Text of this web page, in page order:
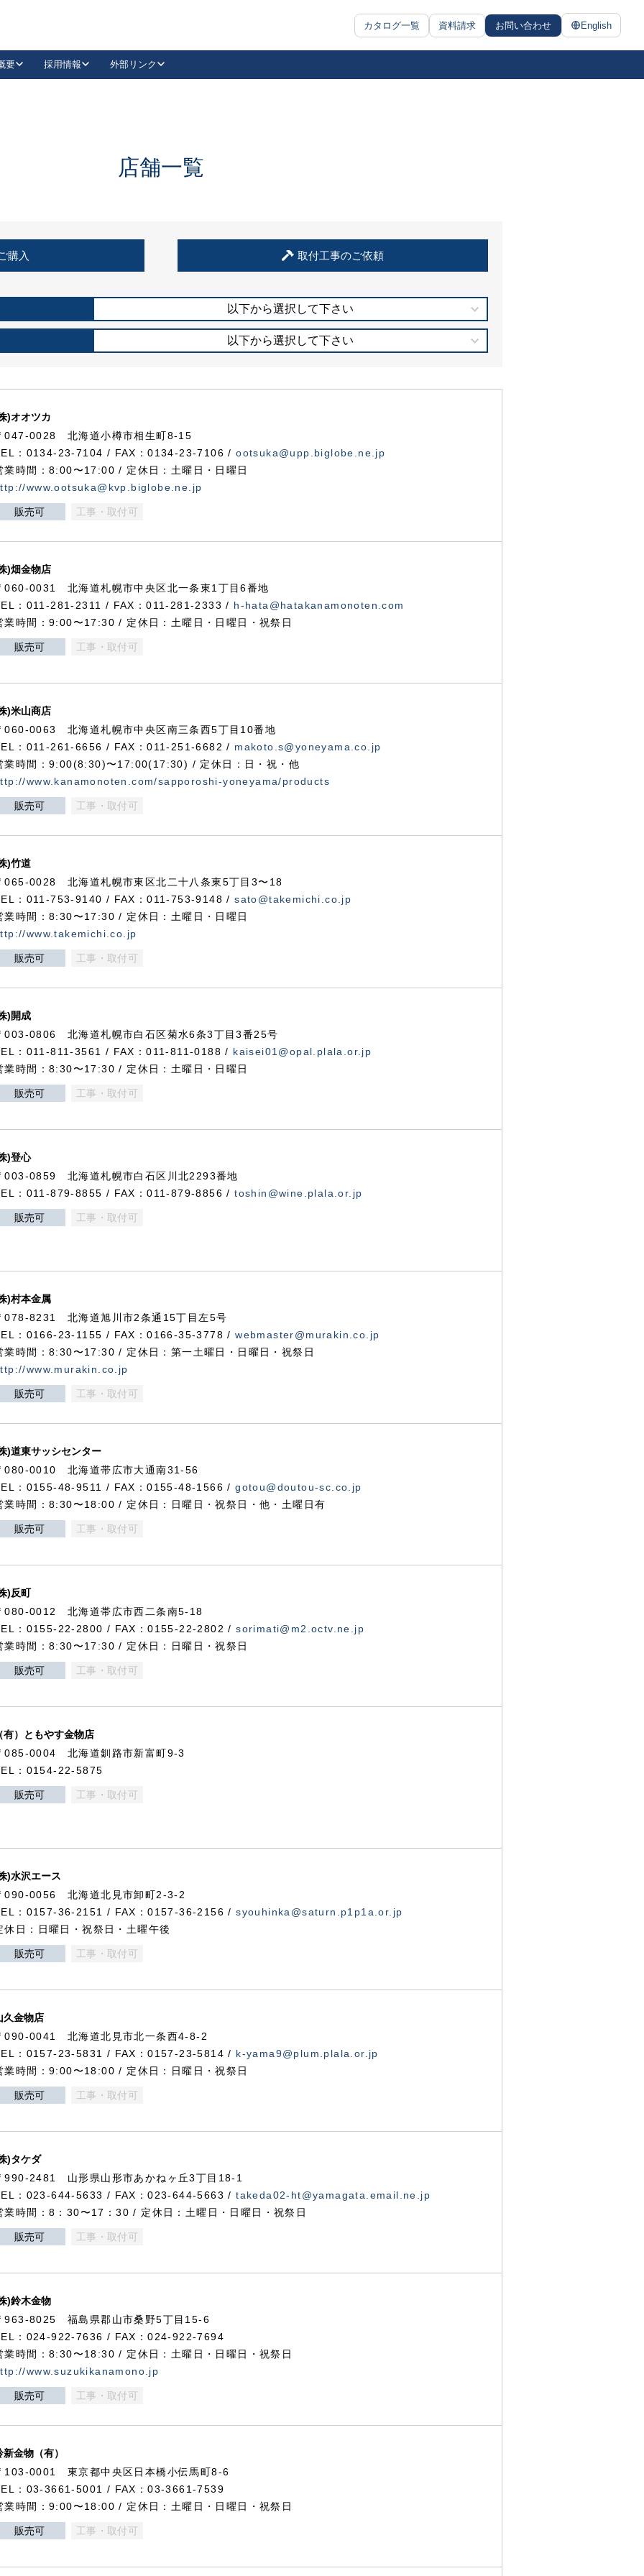
カタログ一覧 資料請求 お問い合わせ English
抗ウイルス・抗菌製品
要 採用情報 外部リンク
LinkedIn
住宅使用部材標準化推進協議会
店舗一覧
購入 取付工事のご依頼
以下から選択して下さい
以下から選択して下さい
)オオツカ
047-0028 北海道小樽市相生町8-15
：0134-23-7104 / FAX：0134-23-7106 /ootsuka@upp.biglobe.ne.jp
業時間：8:00〜17:00 / 定休日：土曜日・日曜日
www.ootsuka@kvp.biglobe.ne.jp
販売可 工事・取付可
)畑金物店
060-0031 北海道札幌市中央区北一条東1丁目6番地
：011-281-2311 / FAX：011-281-2333 / h-hata@hatakanamonoten.com
業時間：9:00〜17:30 / 定休日：土曜日・日曜日・祝祭日
販売可 工事・取付可
)米山商店
060-0063 北海道札幌市中央区南三条西5丁目10番地
：011-261-6656 / FAX：011-251-6682 / makoto.s@yoneyama.co.jp
業時間：9:00(8:30)〜17:00(17:30) / 定休日：日・祝・他
www.kanamonoten.com/sapporoshi-yoneyama/products
販売可 工事・取付可
)竹道
065-0028 北海道札幌市東区北二十八条東5丁目3〜18
：011-753-9140 / FAX：011-753-9148 /sato@takemichi.co.jp
業時間：8:30〜17:30 / 定休日：土曜日・日曜日
www.takemichi.co.jp
販売可 工事・取付可
)開成
003-0806 北海道札幌市白石区菊水6条3丁目3番25号
：011-811-3561 / FAX：011-811-0188 / kaisei01@opal.plala.or.jp
業時間：8:30〜17:30 / 定休日：土曜日・日曜日
販売可 工事・取付可
)登心
003-0859 北海道札幌市白石区川北2293番地
：011-879-8855 / FAX：011-879-8856 /toshin@wine.plala.or.jp
販売可 工事・取付可
)村本金属
078-8231 北海道旭川市2条通15丁目左5号
：0166-23-1155 / FAX：0166-35-3778 /webmaster@murakin.co.jp
業時間：8:30〜17:30 / 定休日：第一土曜日・日曜日・祝祭日
www.murakin.co.jp
販売可 工事・取付可
)道東サッシセンター
080-0010 北海道帯広市大通南31-56
：0155-48-9511 / FAX：0155-48-1566 /gotou@doutou-sc.co.jp
業時間：8:30〜18:00 / 定休日：日曜日・祝祭日・他・土曜日有
販売可 工事・取付可
)反町
080-0012 北海道帯広市西二条南5-18
：0155-22-2800 / FAX：0155-22-2802 /sorimati@m2.octv.ne.jp
業時間：8:30〜17:30 / 定休日：日曜日・祝祭日
販売可 工事・取付可
有）ともやす金物店
085-0004 北海道釧路市新富町9-3
：0154-22-5875
販売可 工事・取付可
)水沢エース
090-0056 北海道北見市卸町2-3-2
：0157-36-2151 / FAX：0157-36-2156 /syouhinka@saturn.p1p1a.or.jp
休日：日曜日・祝祭日・土曜午後
販売可 工事・取付可
久金物店
090-0041 北海道北見市北一条西4-8-2
：0157-23-5831 / FAX：0157-23-5814 / k-yama9@plum.plala.or.jp
業時間：9:00〜18:00 / 定休日：日曜日・祝祭日
販売可 工事・取付可
)タケダ
990-2481 山形県山形市あかねヶ丘3丁目18-1
：023-644-5633 / FAX：023-644-5663 /takeda02-ht@yamagata.email.ne.jp
業時間：8：30〜17：30 / 定休日：土曜日・日曜日・祝祭日
販売可 工事・取付可
)鈴木金物
963-8025 福島県郡山市桑野5丁目15-6
：024-922-7636 / FAX：024-922-7694
業時間：8:30〜18:30 / 定休日：土曜日・日曜日・祝祭日
www.suzukikanamono.jp
販売可 工事・取付可
新金物（有）
103-0001 東京都中央区日本橋小伝馬町8-6
：03-3661-5001 / FAX：03-3661-7539
業時間：9:00〜18:00 / 定休日：土曜日・日曜日・祝祭日
販売可 工事・取付可